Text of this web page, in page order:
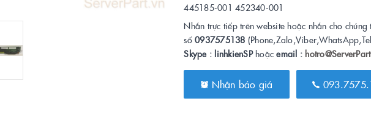
445185-001 452340-001
Nhắn trực tiếp trên website hoặc nhắn cho chúng
số0937575138
Skype : linhkienSPhoặcemail :
Nhận báo giá